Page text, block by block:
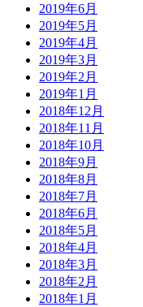
2019年6月
2019年5月
2019年4月
2019年3月
2019年2月
2019年1月
2018年12月
2018年11月
2018年10月
2018年9月
2018年8月
2018年7月
2018年6月
2018年5月
2018年4月
2018年3月
2018年2月
2018年1月